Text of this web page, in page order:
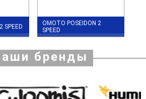
SPEED
OMOTO POSEIDON 2
SPEED
бренды